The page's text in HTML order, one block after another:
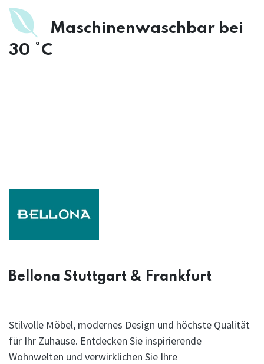
Maschinenwaschbar bei
30 °C
Bellona Stuttgart & Frankfurt
Stilvolle Möbel, modernes Design und höchste Qualität
für Ihr Zuhause. Entdecken Sie inspirierende
Wohnwelten und verwirklichen Sie Ihre